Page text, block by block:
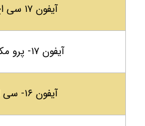
آیفون ۱۷ سی اچ -۱۲۸
آیفون ۱۷- پرو مکس ۲۵۶
آیفون ۱۶- سی اچ ۱۲۸